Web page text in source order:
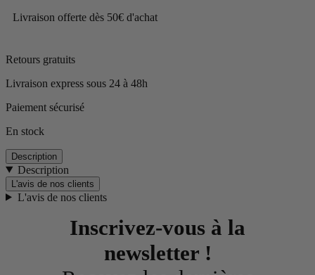
Livraison offerte dès 50€ d'achat
Retours gratuits
Livraison express sous 24 à 48h
Paiement sécurisé
En stock
Description
Description
L'avis de nos clients
L'avis de nos clients
Inscrivez-vous à la
newsletter !